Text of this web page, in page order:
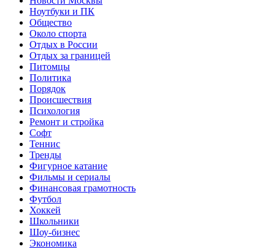
Ноутбуки и ПК
Общество
Около спорта
Отдых в России
Отдых за границей
Питомцы
Политика
Порядок
Происшествия
Психология
Ремонт и стройка
Софт
Теннис
Тренды
Фигурное катание
Фильмы и сериалы
Финансовая грамотность
Футбол
Хоккей
Школьники
Шоу-бизнес
Экономика